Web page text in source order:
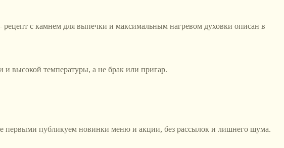
с камнем для выпечки и максимальным нагревом духовки описан в
высокой температуры, а не брак или пригар.
первыми публикуем новинки меню и акции, без рассылок и лишнего шума.